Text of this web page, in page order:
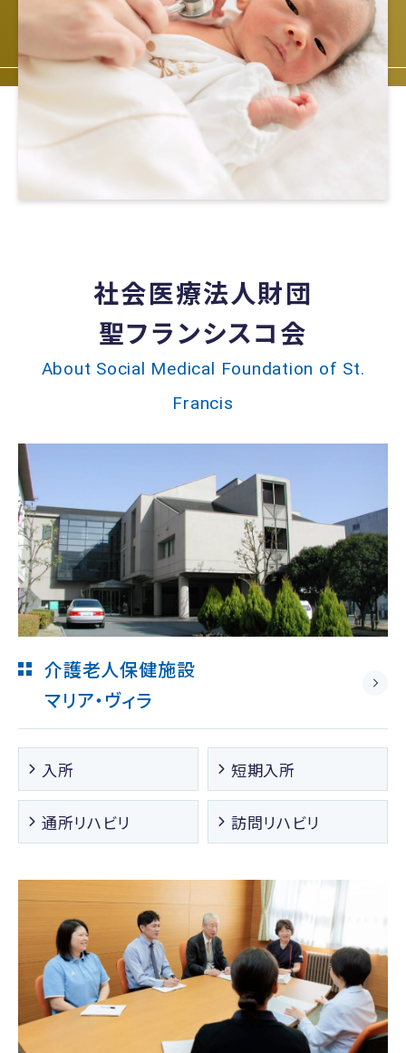
社会医療法人財団
聖フランシスコ会
About Social Medical Foundation of St.
Francis
介護老人保健施設
マリア・ヴィラ
入所 短期入所
通所リハビリ 訪問リハビリ